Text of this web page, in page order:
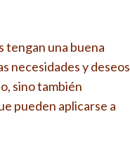
tengan una buena
necesidades y deseos
sino también
pueden aplicarse a